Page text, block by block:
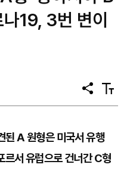
19, 3번 변이
공
유
텍
스
된 A 원형은 미국서 유행
르서 유럽으로 건너간 C형